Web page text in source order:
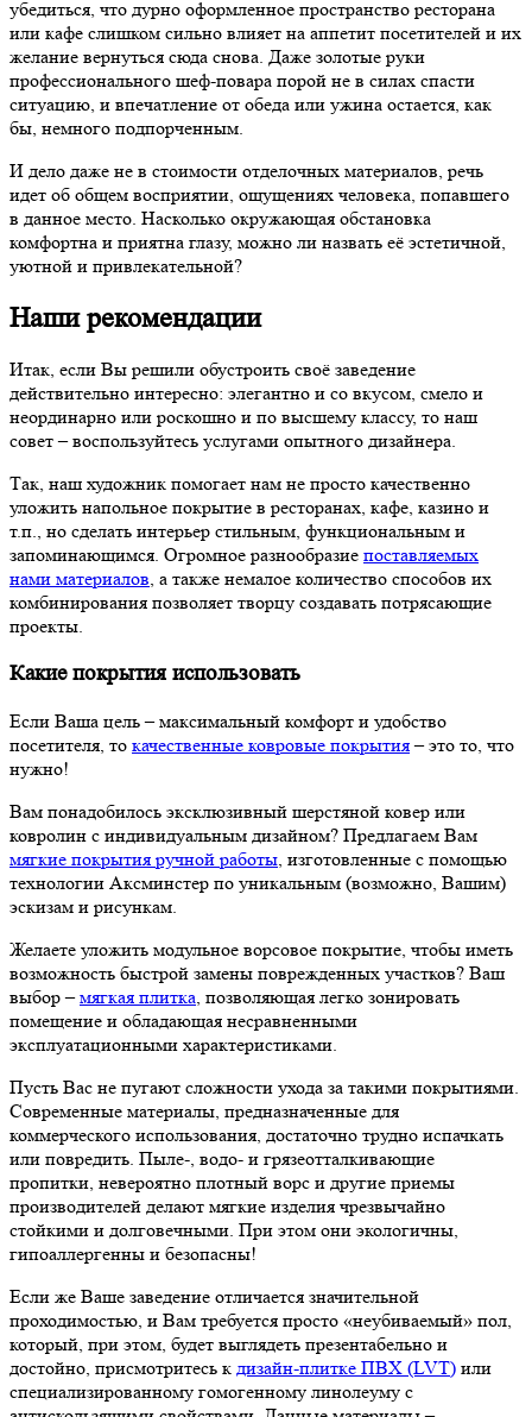
убедиться, что дурно оформленное пространство ресторана
или кафе слишком сильно влияет на аппетит посетителей и их
желание вернуться сюда снова. Даже золотые руки
профессионального шеф-повара порой не в силах спасти
ситуацию, и впечатление от обеда или ужина остается, как
бы, немного подпорченным.
И дело даже не в стоимости отделочных материалов, речь
идет об общем восприятии, ощущениях человека, попавшего
в данное место. Насколько окружающая обстановка
комфортна и приятна глазу, можно ли назвать её эстетичной,
уютной и привлекательной?
Наши рекомендации
Итак, если Вы решили обустроить своё заведение
действительно интересно: элегантно и со вкусом, смело и
неординарно или роскошно и по высшему классу, то наш
совет – воспользуйтесь услугами опытного дизайнера.
Так, наш художник помогает нам не просто качественно
уложить напольное покрытие в ресторанах, кафе, казино и
т.п., но сделать интерьер стильным, функциональным и
запоминающимся. Огромное разнообразие поставляемых
нами материалов, а также немалое количество способов их
комбинирования позволяет творцу создавать потрясающие
проекты.
Какие покрытия использовать
Если Ваша цель – максимальный комфорт и удобство
посетителя, то качественные ковровые покрытия– это то, что
нужно!
Вам понадобилось эксклюзивный шерстяной ковер или
ковролин с индивидуальным дизайном? Предлагаем Вам
мягкие покрытия ручной работы, изготовленные с помощью
технологии Аксминстер по уникальным (возможно, Вашим)
эскизам и рисункам.
Желаете уложить модульное ворсовое покрытие, чтобы иметь
возможность быстрой замены поврежденных участков? Ваш
выбор –мягкая плитка, позволяющая легко зонировать
помещение и обладающая несравненными
эксплуатационными характеристиками.
Пусть Вас не пугают сложности ухода за такими покрытиями.
Современные материалы, предназначенные для
коммерческого использования, достаточно трудно испачкать
или повредить. Пыле-, водо- и грязеотталкивающие
пропитки, невероятно плотный ворс и другие приемы
производителей делают мягкие изделия чрезвычайно
стойкими и долговечными. При этом они экологичны,
гипоаллергенны и безопасны!
Если же Ваше заведение отличается значительной
проходимостью, и Вам требуется просто «неубиваемый» пол,
который, при этом, будет выглядеть презентабельно и
достойно, присмотритесь к дизайн-плитке ПВХ (LVT) или
специализированному гомогенному линолеуму с